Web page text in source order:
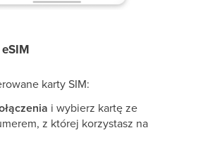
karty SIM:
i wybierz kartę ze
z której korzystasz na